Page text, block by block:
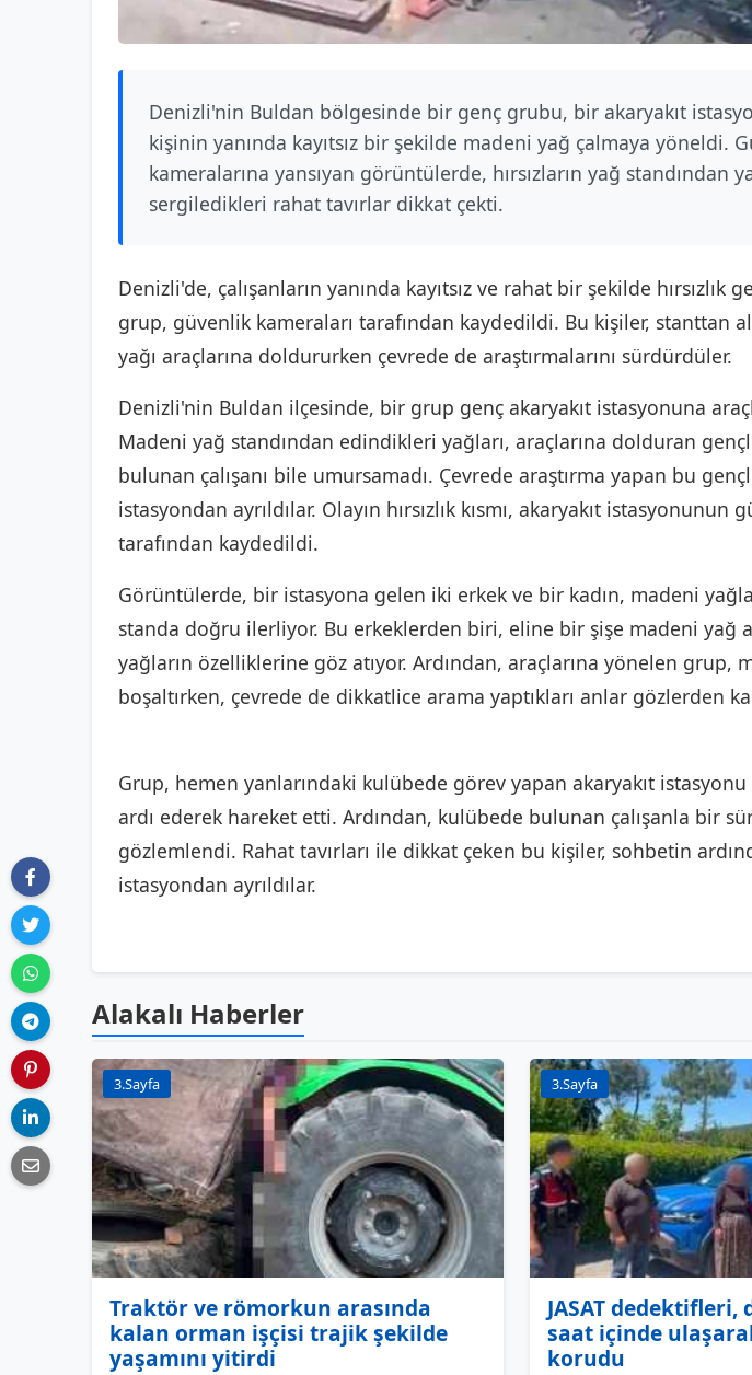
Denizli'nin Buldan bölgesinde bir genç grubu, bir akaryakıt
kişinin yanında kayıtsız bir şekilde madeni yağ çalmaya yöneldi.
kameralarına yansıyan görüntülerde, hırsızların yağ standından
sergiledikleri rahat tavırlar dikkat çekti.
Denizli'de, çalışanların yanında kayıtsız ve rahat bir şekilde hırsızlık
grup, güvenlik kameraları tarafından kaydedildi. Bu kişiler, stanttan
yağı araçlarına doldururken çevrede de araştırmalarını sürdürdüler.
Denizli'nin Buldan ilçesinde, bir grup genç akaryakıt istasyonuna
Madeni yağ standından edindikleri yağları, araçlarına dolduran
bulunan çalışanı bile umursamadı. Çevrede araştırma yapan bu
istasyondan ayrıldılar. Olayın hırsızlık kısmı, akaryakıt istasyonunun
tarafından kaydedildi.
Görüntülerde, bir istasyona gelen iki erkek ve bir kadın, madeni
standa doğru ilerliyor. Bu erkeklerden biri, eline bir şişe madeni yağ
yağların özelliklerine göz atıyor. Ardından, araçlarına yönelen grup,
boşaltırken, çevrede de dikkatlice arama yaptıkları anlar gözlerden
Grup, hemen yanlarındaki kulübede görev yapan akaryakıt istasyonu
ardı ederek hareket etti. Ardından, kulübede bulunan çalışanla bir
gözlemlendi. Rahat tavırları ile dikkat çeken bu kişiler, sohbetin
istasyondan ayrıldılar.
Alakalı Haberler
3.Sayfa
Traktör ve römorkun arasında
kalan orman işçisi trajik şekilde
yaşamını yitirdi
3.Sayfa
JASAT dedektifleri,
saat içinde
korudu